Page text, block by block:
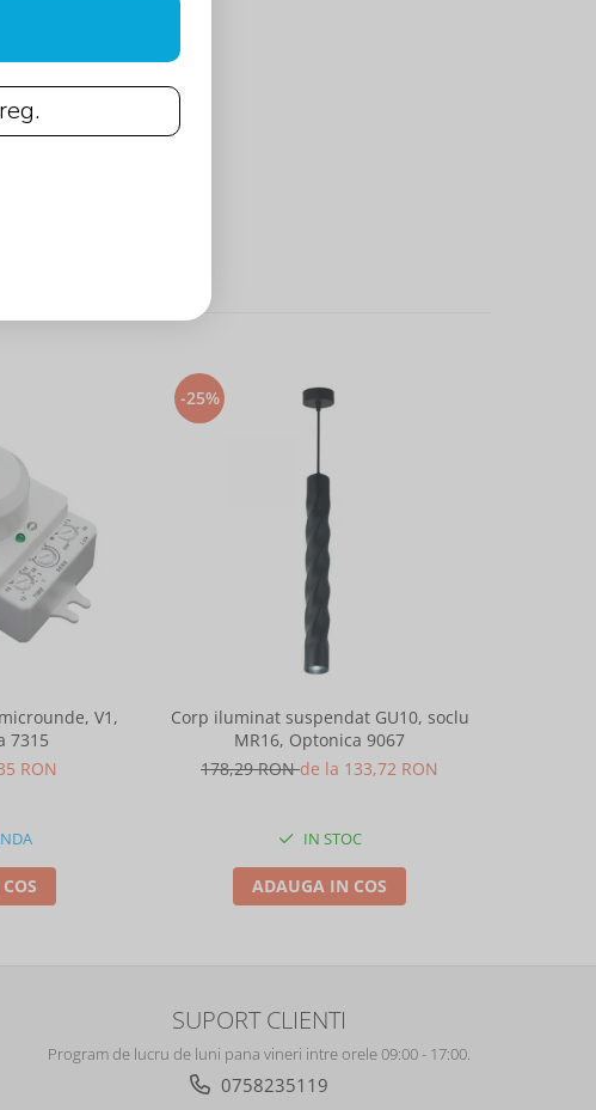
V1,
7315
RON
-25%
Corp iluminat suspendat GU10, soclu
MR16, Optonica 9067
178,29 RONde la 133,72 RON
IN STOC
ADAUGA IN COS
SUPORT CLIENTI
Program de lucru de luni pana vineri intre orele 09:00 - 17:00.
0758235119